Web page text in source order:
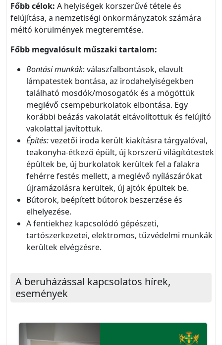
Főbb célok: A helyiségek korszerűvé tétele és
felújítása, a nemzetiségi önkormányzatok számára
méltó körülmények megteremtése.
Főbb megvalósult műszaki tartalom:
Bontási munkák: válaszfalbontások, elavult
lámpatestek bontása, az irodahelyiségekben
található mosdók/mosogatók és a mögöttük
meglévő csempeburkolatok elbontása. Egy
korábbi beázás vakolatát eltávolítottuk és felújító
vakolattal javítottuk.
Építés:vezetői iroda került kiakításra tárgyalóval,
teakonyha-étkező épült, új korszerű világítótestek
épültek be, új burkolatok kerültek fel a falakra
fehérre festés mellett, a meglévő nyílászárókat
újramázolásra kerültek, új ajtók épültek be.
Bútorok, beépített bútorok beszerzése és
elhelyezése.
A fentiekhez kapcsolódó gépészeti,
tartószerkezetei, elektromos, tűzvédelmi munkák
kerültek elvégzésre.
A beruházással kapcsolatos hírek,
események